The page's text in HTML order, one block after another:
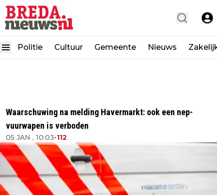
Politie Cultuur Gemeente Nieuws
Waarschuwing na melding Havermarkt: ook een nep-
vuurwapen is verboden
05 JAN , 10:03•112